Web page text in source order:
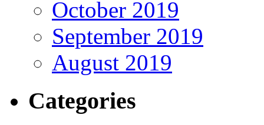
October 2019
September 2019
August 2019
Categories